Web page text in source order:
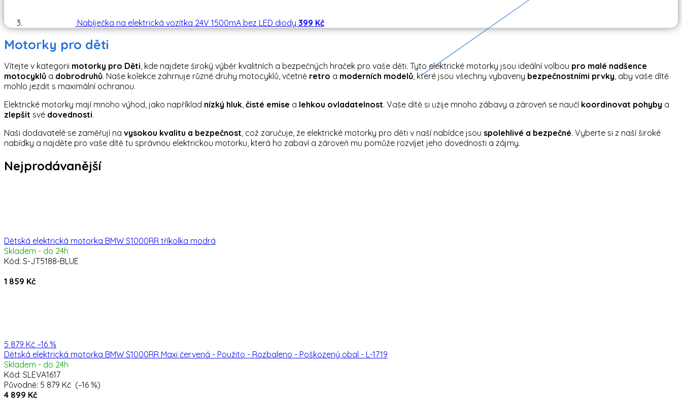
Nabíječka na elektrická vozítka 24V 1500mA bez LED diody 399 Kč
Motorky pro děti
Vítejte v kategorii motorky pro Děti , kde najdete široký výběr kvalitních a bezpečných hraček pro vaše děti. Tyto elektrické motorky jsou ideální volbou pro malé nadšence
motocyklů a dobrodruhů. Naše kolekce zahrnuje různé druhy motocyklů, včetně retro a moderních modelů , které jsou všechny vybaveny bezpečnostními prvky , aby vaše dítě
mohlo jezdit s maximální ochranou.
Elektrické motorky mají mnoho výhod, jako například nízký hluk čisté emise a lehkou ovladatelnost. Vaše dítě si užije mnoho zábavy a zároveň se naučí koordinovat pohyby a
zlepšit své dovednosti.
Naši dodavatelé se zaměřují na vysokou kvalitu a bezpečnost , což zaručuje, že elektrické motorky pro děti v naší nabídce jsou spolehlivé a bezpečné. Vyberte si z naší široké
nabídky a najděte pro vaše dítě tu správnou elektrickou motorku, která ho zabaví a zároveň mu pomůže rozvíjet jeho dovednosti a zájmy.
Nejprodávanější
Dětská elektrická motorka BMW S1000RR tříkolka modrá
Skladem - do 24h
Kód: S-JT5188-BLUE
1 859 Kč
5 879 Kč –16 %
Dětská elektrická motorka BMW S1000RR Maxi červená - Použito - Rozbaleno - Poškozený obal - L-1719
Skladem - do 24h
Kód: SLEVA1617
Původně: 5 879 Kč (–16 %)
4 899 Kč